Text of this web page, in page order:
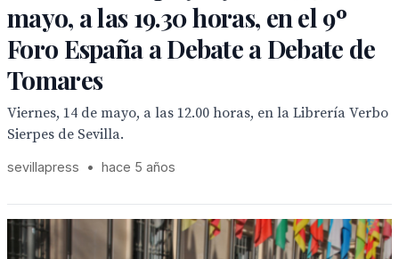
mayo, a las 19.30 horas, en el 9º
Foro España a Debate a Debate de
Tomares
Viernes, 14 de mayo, a las 12.00 horas, en la Librería Verbo
Sierpes de Sevilla.
sevillapress • hace 5 años